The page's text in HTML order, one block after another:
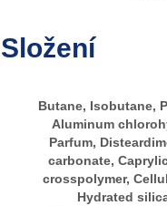
Složení
Butane, Isobutane,
Aluminum
Parfum,
carbonate,
crosspolymer,
Hydrated